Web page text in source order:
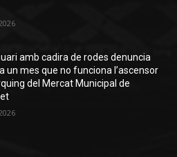
amb cadira de rodes denuncia
un mes que no funciona l’ascensor
del Mercat Municipal de